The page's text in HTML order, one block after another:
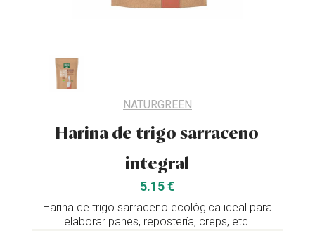
NATURGREEN
Harina de trigo sarraceno
integral
5.15 €
Harina de trigo sarraceno ecológica ideal para
elaborar panes, repostería, creps, etc.